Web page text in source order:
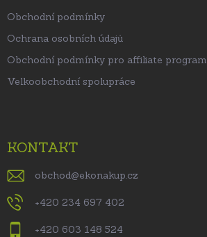
Obchodní podmínky
Ochrana osobních údajů
Obchodní podmínky pro affiliate program
Velkoobchodní spolupráce
KONTAKT
obchod@ekonakup.cz
+420 234 697 402
+420 603 148 524